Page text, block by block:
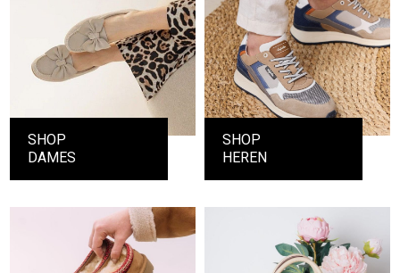
SHOP
DAMES
SHOP
HEREN